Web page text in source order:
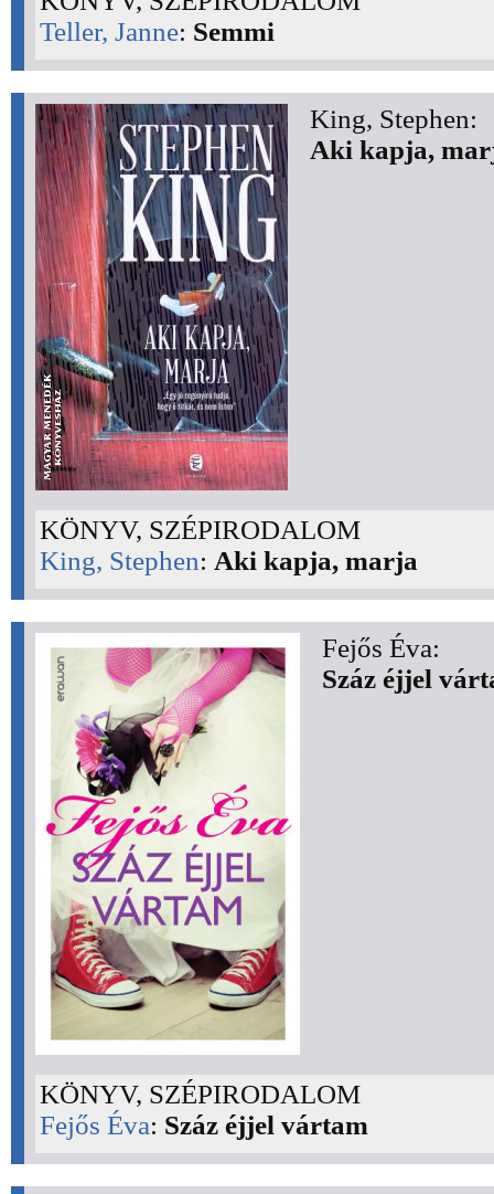
Teller, Janne: Semmi
King, Stephen:
Aki kapja,
KÖNYV, SZÉPIRODALOM
King, Stephen: Aki kapja, marja
Fejős Éva:
Száz éjjel
KÖNYV, SZÉPIRODALOM
Fejős Éva: Száz éjjel vártam